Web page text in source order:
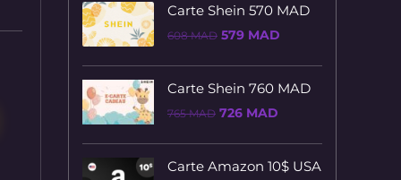
Carte Shein 570 MAD
608MAD Le
608 MAD.
579 MAD
579 MAD.
Carte Shein 760 MAD
765MAD Le
765 MAD.
726 MAD
726 MAD.
Carte Amazon 10$ USA